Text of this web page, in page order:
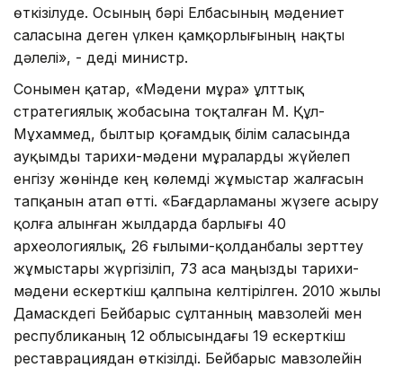
өткізілуде. Осының бәрі Елбасының мәдениет
саласына деген үлкен қамқорлығының нақты
дәлелі», - деді министр.
Сонымен қатар, «Мәдени мұра» ұлттық
стратегиялық жобасына тоқталған М. Құл-
Мұхаммед, былтыр қоғамдық білім саласында
ауқымды тарихи-мәдени мұраларды жүйелеп
енгізу жөнінде кең көлемді жұмыстар жалғасын
тапқанын атап өтті. «Бағдарламаны жүзеге асыру
қолға алынған жылдарда барлығы 40
археологиялық, 26 ғылыми-қолданбалы зерттеу
жұмыстары жүргізіліп, 73 аса маңызды тарихи-
мәдени ескерткіш қалпына келтірілген. 2010 жылы
Дамаскдегі Бейбарыс сұлтанның мавзолейі мен
республиканың 12 облысындағы 19 ескерткіш
реставрациядан өткізілді. Бейбарыс мавзолейін